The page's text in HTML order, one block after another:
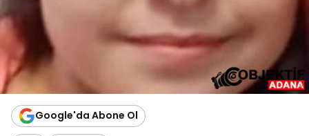
Google'da Abone Ol